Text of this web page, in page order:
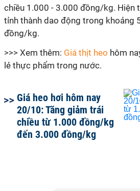
chiều 1.000 - 3.000 đồng/kg. Hiện
tỉnh thành dao động trong khoảng
đồng/kg.
>>> Xem thêm: Giá thịt heo hôm
lẻ thực phẩm trong nước.
Giá heo hơi hôm nay
20/10: Tăng giảm trái
chiều từ 1.000 đồng/kg
đến 3.000 đồng/kg